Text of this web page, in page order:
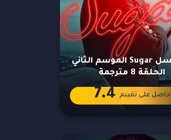
مسلسل Sugar الموسم الثاني
الحلقة 8 مترجمة
حاصل على تقييم 7.4